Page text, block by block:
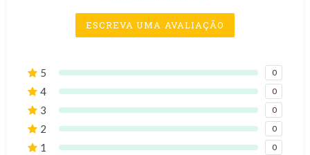
ESCREVA UMA AVALIAÇÃO
5 0
4 0
3 0
2 0
1 0